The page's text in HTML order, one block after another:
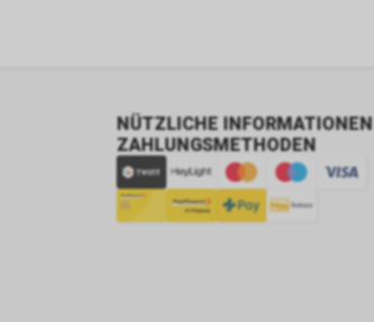
NÜTZLICHE INFORMATIONEN
ZAHLUNGSMETHODEN